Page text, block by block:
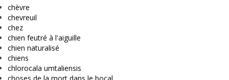
chèvre
chevreuil
chez
chien feutré à l'aiguille
chien naturalisé
chiens
chlorocala umtaliensis
choses de la mort dans le bocal